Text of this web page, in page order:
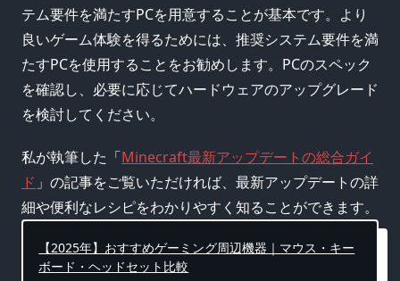
テム要件を満たすPCを用意することが基本です。より
良いゲーム体験を得るためには、推奨システム要件を満
たすPCを使用することをお勧めします。PCのスペック
を確認し、必要に応じてハードウェアのアップグレード
を検討してください。
私が執筆した「Minecraft最新アップデートの総合ガイ
ド 」の記事をご覧いただければ、最新アップデートの詳
細や便利なレシピをわかりやすく知ることができます。
【2025年】おすすめゲーミング周辺機器｜マウス・キー
ボード・ヘッドセット比較